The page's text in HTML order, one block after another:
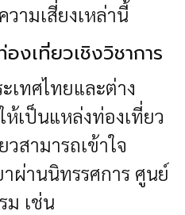
ามเสี่ยงเหล่านี้
งเที่ยวเชิงวิชาการ
เทศไทยและต่าง
เป็นแหล่งท่องเที่ยว
วสามารถเข้าใจ
ผ่านนิทรรศการ ศูนย์
ม เช่น